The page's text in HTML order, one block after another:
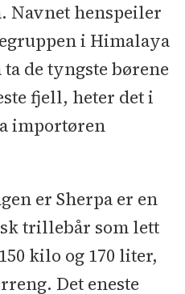
Navnet henspeiler
i Himalaya
de tyngste børene
fjell, heter det i
importøren
er Sherpa er en
trillebår som lett
kilo og 170 liter,
Det eneste